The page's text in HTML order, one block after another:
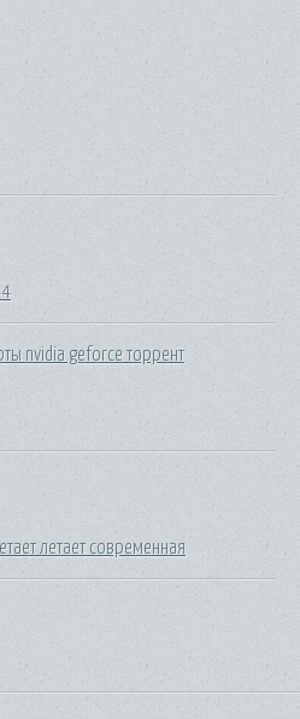
nvidia geforce торрент
летает современная